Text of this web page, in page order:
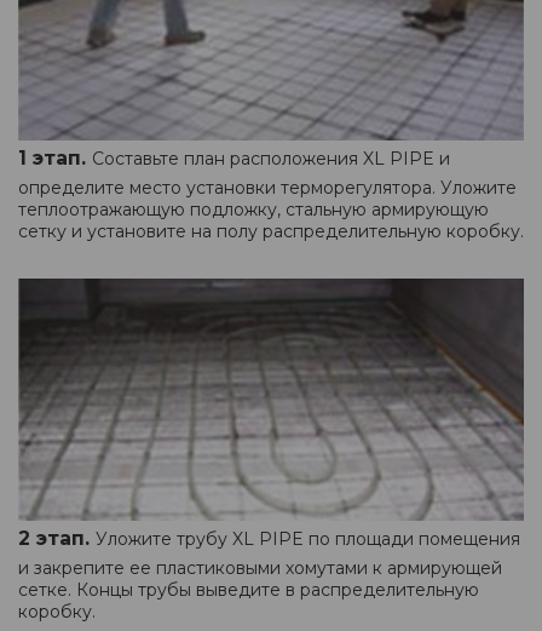
1 этап. Составьте план расположения XL PIPE и
определите место установки терморегулятора. Уложите
теплоотражающую подложку, стальную армирующую
сетку и установите на полу распределительную коробку.
2 этап. Уложите трубу XL PIPE по площади помещения
и закрепите ее пластиковыми хомутами к армирующей
сетке. Концы трубы выведите в распределительную
коробку.